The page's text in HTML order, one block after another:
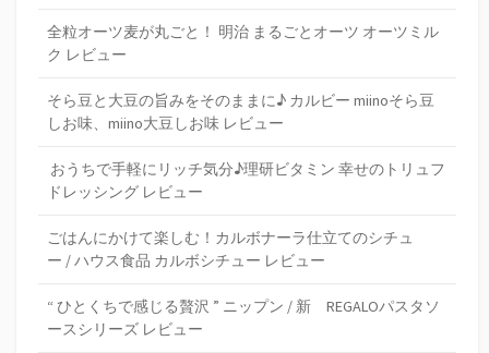
全粒オーツ麦が丸ごと！ 明治 まるごとオーツ オーツミル
ク レビュー
そら豆と大豆の旨みをそのままに♪ カルビー miinoそら豆
しお味、miino大豆しお味 レビュー
おうちで手軽にリッチ気分♪理研ビタミン 幸せのトリュフ
ドレッシング レビュー
ごはんにかけて楽しむ！カルボナーラ仕立てのシチュ
ー / ハウス食品 カルボシチュー レビュー
“ ひとくちで感じる贅沢 ” ニップン / 新 REGALOパスタソ
ースシリーズ レビュー